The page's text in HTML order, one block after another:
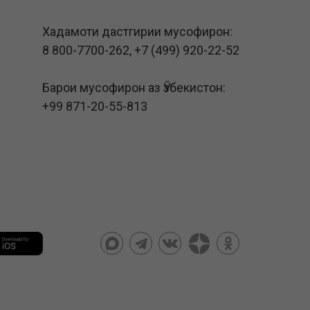
Хадамоти дастгирии мусофирон:
8 800-7700-262,+7 (499) 920-22-52
Барои мусофирон аз Ӯзбекистон:
+99 871-20-55-813